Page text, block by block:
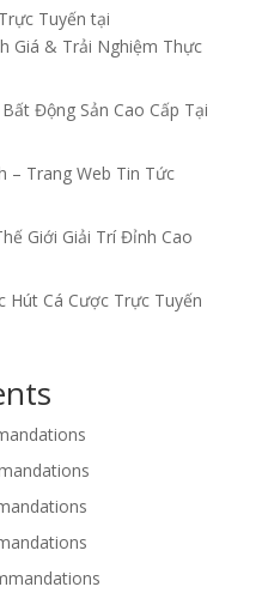
Tuyến tại
Giá & Trải Nghiệm Thực
Động Sản Cao Cấp Tại
– Trang Web Tin Tức
Giới Giải Trí Đỉnh Cao
Hút Cá Cược Trực Tuyến